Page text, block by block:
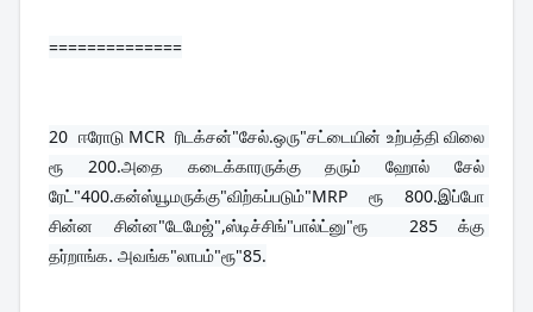
==============
20 ஈரோடு MCR  ரிடக்சன்"சேல்.ஒரு"சட்டையின் உற்பத்தி விலை
ரூ 200.அதை கடைக்காரருக்கு தரும் ஹோல் சேல்
ரேட்"400.கன்ஸ்யூமருக்கு"விற்கப்படும்"MRP ரூ 800.இப்போ
சின்ன சின்ன"டேமேஜ்",ஸ்டிச்சிங்"பால்ட்னு"ரூ  285 க்கு
தர்றாங்க. அவங்க"லாபம்"ரூ"85.